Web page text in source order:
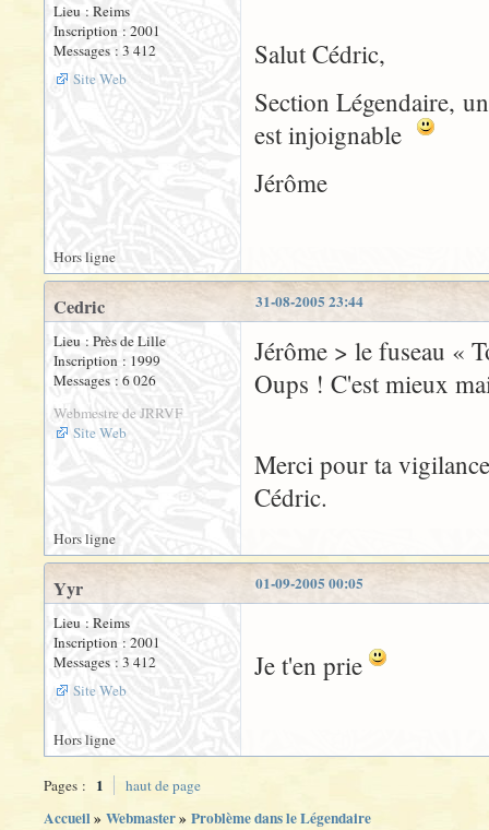
Lieu : Reims
Inscription : 2001
Messages : 3 412
Site Web
Salut Cédric,
Section Légendaire,
est injoignable
Jérôme
Hors ligne
31-08-2005 23:44
Cedric
Lieu : Près de Lille
Inscription : 1999
Messages : 6 026
Webmestre de JRRVF
Site Web
Jérôme > le fuseau «
Oups ! C'est mieux
Merci pour ta
Cédric.
Hors ligne
01-09-2005 00:05
Yyr
Lieu : Reims
Inscription : 2001
Messages : 3 412
Site Web
Je t'en prie
Hors ligne
Pages : 1 haut de page
Accueil» Webmaster» Problème dans le Légendaire